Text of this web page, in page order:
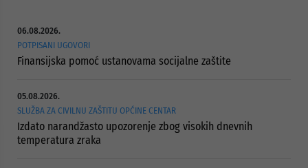
06.08.2026.
POTPISANI UGOVORI
Finansijska pomoć ustanovama socijalne zaštite
05.08.2026.
SLUŽBA ZA CIVILNU ZAŠTITU OPĆINE CENTAR
Izdato narandžasto upozorenje zbog visokih dnevnih
temperatura zraka